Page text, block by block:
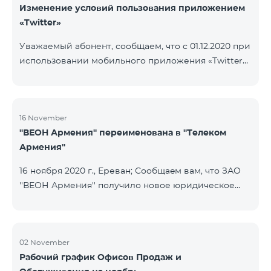
Изменение условий пользования приложением
«Twitter»
Уважаемый абонент, сообщаем, что с 01.12.2020 при
использовании мобильного приложения «Twitter»
с данного остатка․ После исчерпания которого
дальнейшая тарификация будет осуществляться
согласно условиям вашего тарифного плана.
16 November
''ВЕОН Армения'' переименована в ''Телеком
Армения''
16 ноября 2020 г., Ереван; Сообщаeм вам, что ЗАО
''ВЕОН Армения'' получило новое юридическое
2020 года. Внесенное изменение никоим образом
не повлияет на права, обязанности и услуги,
02 November
Рабочий график Офисов Продаж и